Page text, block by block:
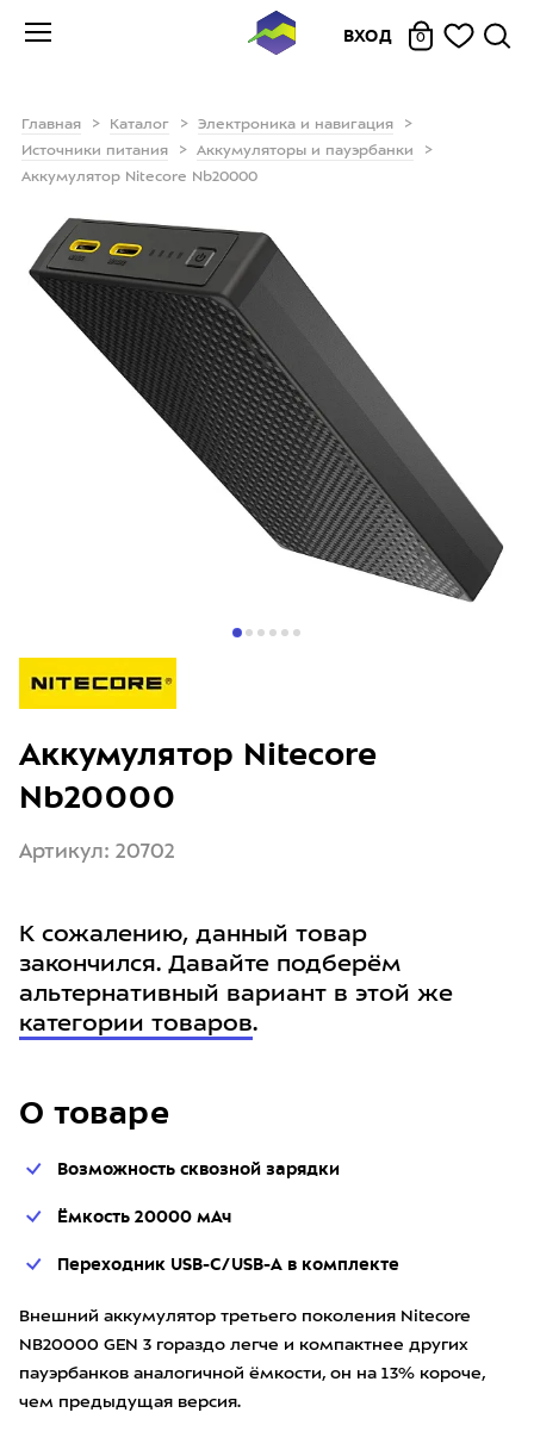
ВХОД 0
Главная Каталог
Электроника и навигация
Источники питания
Аккумуляторы и пауэрбанки
Аккумулятор Nitecore Nb20000
О товаре
Возможность сквозной зарядки
Ёмкость 20000 мАч
Переходник USB-C/USB-A в комплекте
Внешний аккумулятор третьего поколения Nitecore
NB20000 GEN 3 гораздо легче и компактнее других
пауэрбанков аналогичной ёмкости, он на 13% короче,
чем предыдущая версия.
Аккумулятор Nitecore
Nb20000
Артикул: 20702
К сожалению, данный товар
закончился. Давайте подберём
альтернативный вариант в этой же
категории товаров.